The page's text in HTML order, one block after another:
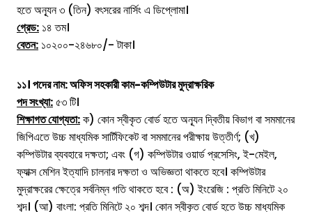
হতে অন্যূন ৩ (তিন) বৎসরের নার্সিং এ ডিপ্লোমা।
গ্রেড: ১৪ তম।
বেতন: ১০২০০-২৪৬৮০/- টাকা।
১১। পদের নাম:অফিস সহকারী কাম-কম্পিউটার মুদ্রাক্ষরিক
পদ সংখ্যা:৫৩ টি।
শিক্ষাগত যোগ্যতা:ক) কোন স্বীকৃত বোর্ড হতে অন্যূন দ্বিতীয় বিভাগ বা সমমানের
জিপিএতে উচ্চ মাধ্যমিক সার্টিফিকেট বা সমমানের পরীক্ষায় উত্তীর্ণ; (খ)
কম্পিউটার ব্যবহারে দক্ষতা; এবং (গ) কম্পিউটার ওয়ার্ড প্রসেসিং, ই-মেইল,
ফ্যাক্স মেশিন ইত্যাদি চালনার দক্ষতা ও অভিজ্ঞতা থাকতে হবে। কম্পিউটার
মুদ্রাক্ষরের ক্ষেত্রে সর্বনিম্ন গতি থাকতে হবে : (অ) ইংরেজি : প্রতি মিনিটে ২০
শব্দ। (আ) বাংলা: প্রতি মিনিটে ২০ শব্দ। কোন স্বীকৃত বোর্ড হতে উচ্চ মাধ্যমিক